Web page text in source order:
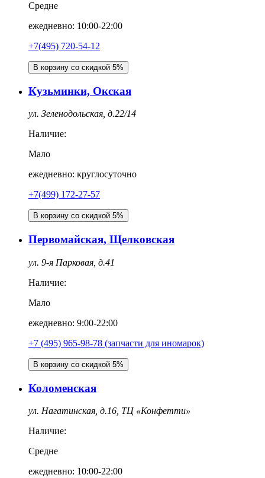
Средне
ежедневно: 10:00-22:00
+7(495) 720-54-12
В корзину со скидкой 5%
Кузьминки, Окская
ул. Зеленодольская, д.22/14
Наличие:
Мало
ежедневно: круглосуточно
+7(499) 172-27-57
В корзину со скидкой 5%
Первомайская, Щелковская
ул. 9-я Парковая, д.41
Наличие:
Мало
ежедневно: 9:00-22:00
+7 (495) 965-98-78 (запчасти для иномарок)
В корзину со скидкой 5%
Коломенская
ул. Нагатинская, д.16, ТЦ «Конфетти»
Наличие:
Средне
ежедневно: 10:00-22:00